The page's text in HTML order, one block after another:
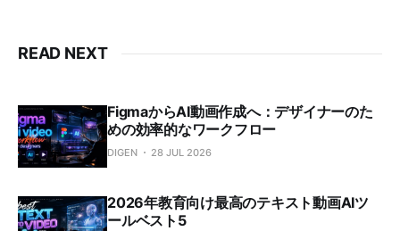
READ NEXT
FigmaからAI動画作成へ：デザイナーのた
めの効率的なワークフロー
DIGEN 28 JUL 2026
2026年教育向け最高のテキスト動画AIツ
ールベスト5